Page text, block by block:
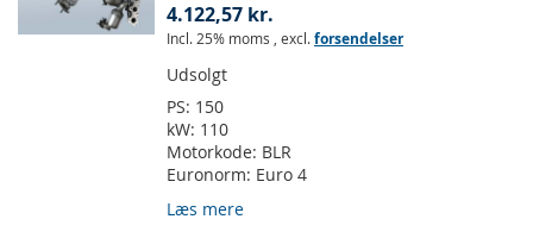
4.122,57 kr.
Incl. 25% moms , excl.forsendelser
Udsolgt
PS: 150
kW: 110
Motorkode: BLR
Euronorm: Euro 4
Læs mere